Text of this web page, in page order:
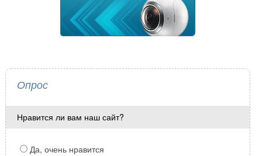
Опрос
Нравится ли вам наш сайт?
Да, очень нравится